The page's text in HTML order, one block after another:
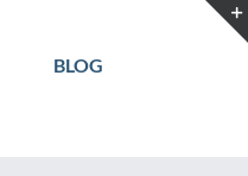
BLOG